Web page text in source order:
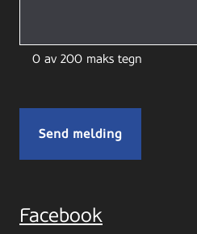
0 av 200 maks tegn
Facebook